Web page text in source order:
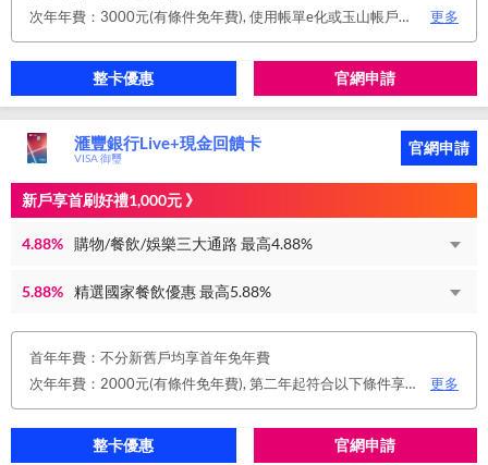
次年年費：3000元(有條件免年費), 使用帳單e化或玉山帳戶自動扣繳信用卡款或任消費一筆享免年費優惠。
更多
整卡優惠 官網申請
滙豐銀行Live+現金回饋卡
VISA 御璽
官網申請
新戶享首刷好禮1,000元 》
4.88% 購物/餐飲/娛樂三大通路 最高4.88%
5.88% 精選國家餐飲優惠 最高5.88%
首年年費：不分新舊戶均享首年免年費
次年年費：2000元(有條件免年費), 第二年起符合以下條件享年費優惠辦法 • 使用非紙本帳單(電子帳單或行動帳單)終身免年費 • 前一年消費滿 8 萬或 12 次享次年免年費
更多
整卡優惠 官網申請